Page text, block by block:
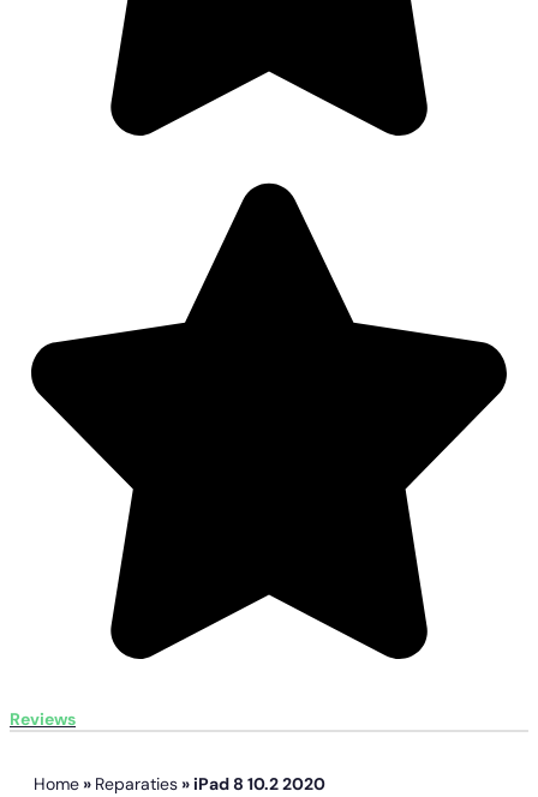
Reviews
Home » Reparaties »iPad 8 10.2 2020